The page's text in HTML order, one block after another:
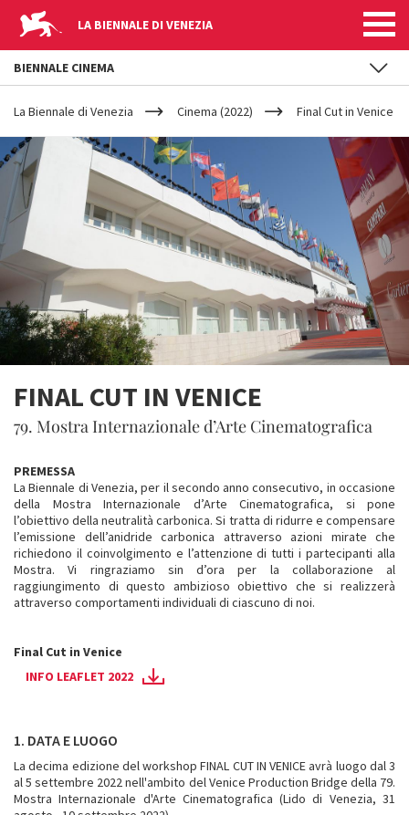
LA BIENNALE DI VENEZIA
YOUR
ARE
HERE
La Biennale di Venezia Cinema (2022) Final Cut in Venice
FINAL CUT IN VENICE
79. Mostra Internazionale d’Arte Cinematografica
PREMESSA
La Biennale di Venezia, per il secondo anno consecutivo, in occasione
della Mostra Internazionale d’Arte Cinematografica, si pone
l’obiettivo della neutralità carbonica. Si tratta di ridurre e compensare
l’emissione dell’anidride carbonica attraverso azioni mirate che
richiedono il coinvolgimento e l’attenzione di tutti i partecipanti alla
Mostra. Vi ringraziamo sin d’ora per la collaborazione al
raggiungimento di questo ambizioso obiettivo che si realizzerà
attraverso comportamenti individuali di ciascuno di noi.
Final Cut in Venice
INFO LEAFLET 2022
1. DATA E LUOGO
La decima edizione del workshop FINAL CUT IN VENICE avrà luogo dal 3
al 5 settembre 2022 nell'ambito del Venice Production Bridge della 79.
Mostra Internazionale d'Arte Cinematografica (Lido di Venezia, 31
BIENNALE CINEMA